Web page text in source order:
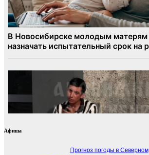
Афиша
Прогноз погоды в Северном